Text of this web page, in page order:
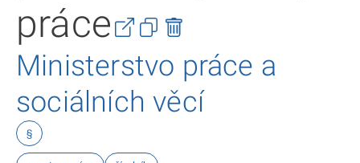
práce
Ministerstvo práce a
sociálních věcí
§